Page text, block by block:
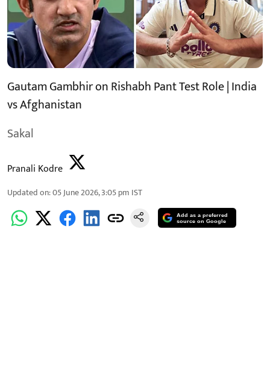
Gautam Gambhir on Rishabh Pant Test Role | India
vs Afghanistan
Sakal
Pranali Kodre
Updated on:05 June 2026, 3:05 pm IST
Add as a preferred
source on Google